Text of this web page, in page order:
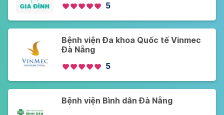
5
Bệnh viện Đa khoa Quốc tế Vinmec
Đà Nẵng
5
Bệnh viện Bình dân Đà Nẵng